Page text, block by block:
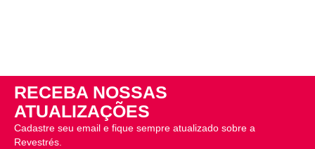
RECEBA NOSSAS
ATUALIZAÇÕES
Cadastre seu email e fique sempre atualizado sobre a
Revestrés.